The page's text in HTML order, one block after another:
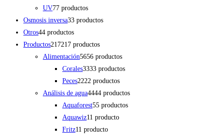
UV77 productos
Osmosis inversa33 productos
Otros44 productos
Productos217217 productos
Alimentación5656 productos
Corales3333 productos
Peces2222 productos
Análisis de agua4444 productos
Aquaforest55 productos
Aquawiz1 1 producto
Fritz1 1 producto